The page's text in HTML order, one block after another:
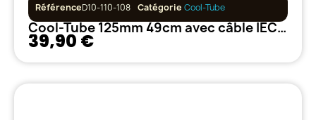
RéférenceD10-110-108 Catégorie Cool-Tube
Cool-Tube 125mm 49cm avec câble IEC 5m
39,90 €